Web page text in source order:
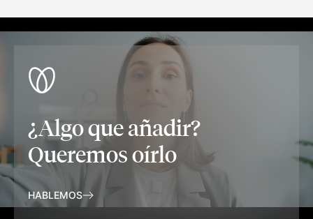
¿Algo que añadir?
Queremos oírlo
HABLEMOS